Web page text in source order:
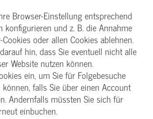
Browser-Einstellung entsprechend
konfigurieren und z. B. die Annahme
oder allen Cookies ablehnen.
hin, dass Sie eventuell nicht alle
Website nutzen können.
ein, um Sie für Folgebesuche
falls Sie über einen Account
Andernfalls müssten Sie sich für
einbuchen.